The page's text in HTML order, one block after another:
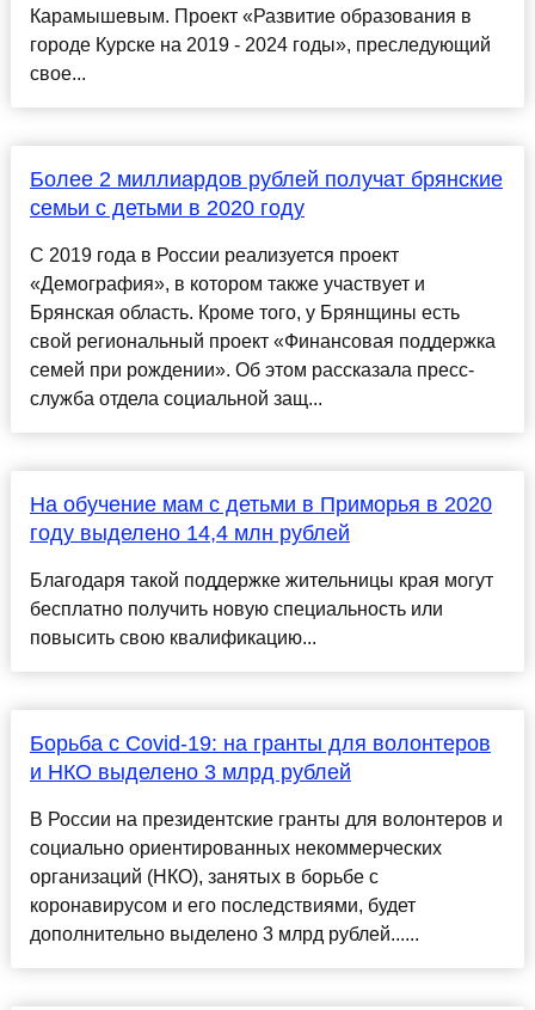
Карамышевым. Проект «Развитие образования в
городе Курске на 2019 - 2024 годы», преследующий
свое...
Более 2 миллиардов рублей получат брянские
семьи с детьми в 2020 году
С 2019 года в России реализуется проект
«Демография», в котором также участвует и
Брянская область. Кроме того, у Брянщины есть
свой региональный проект «Финансовая поддержка
семей при рождении». Об этом рассказала пресс-
служба отдела социальной защ...
На обучение мам с детьми в Приморья в 2020
году выделено 14,4 млн рублей
Благодаря такой поддержке жительницы края могут
бесплатно получить новую специальность или
повысить свою квалификацию...
Борьба с Covid-19: на гранты для волонтеров
и НКО выделено 3 млрд рублей
В России на президентские гранты для волонтеров и
социально ориентированных некоммерческих
организаций (НКО), занятых в борьбе с
коронавирусом и его последствиями, будет
дополнительно выделено 3 млрд рублей......